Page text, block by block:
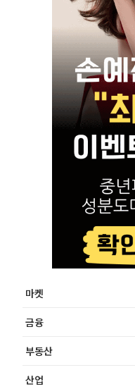
마켓
금융
부동산
산업